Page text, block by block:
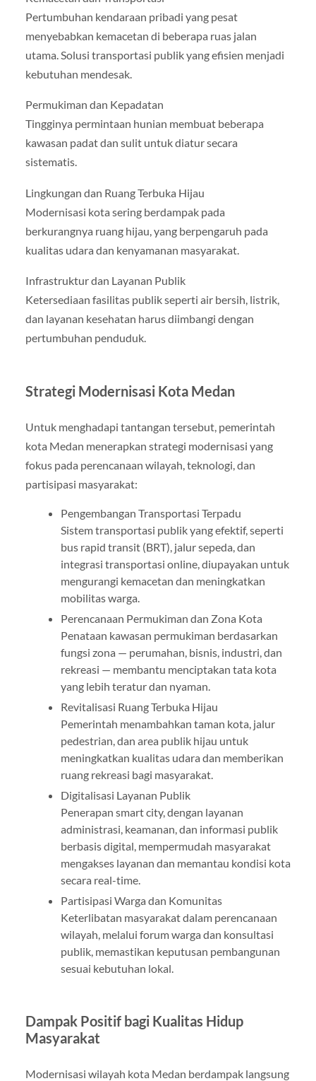
Pertumbuhan kendaraan pribadi yang pesat
menyebabkan kemacetan di beberapa ruas jalan
utama. Solusi transportasi publik yang efisien menjadi
kebutuhan mendesak.
Permukiman dan Kepadatan
Tingginya permintaan hunian membuat beberapa
kawasan padat dan sulit untuk diatur secara
sistematis.
Lingkungan dan Ruang Terbuka Hijau
Modernisasi kota sering berdampak pada
berkurangnya ruang hijau, yang berpengaruh pada
kualitas udara dan kenyamanan masyarakat.
Infrastruktur dan Layanan Publik
Ketersediaan fasilitas publik seperti air bersih, listrik,
dan layanan kesehatan harus diimbangi dengan
pertumbuhan penduduk.
Strategi Modernisasi Kota Medan
Untuk menghadapi tantangan tersebut, pemerintah
kota Medan menerapkan strategi modernisasi yang
fokus pada perencanaan wilayah, teknologi, dan
partisipasi masyarakat:
Pengembangan Transportasi Terpadu
Sistem transportasi publik yang efektif, seperti
bus rapid transit (BRT), jalur sepeda, dan
integrasi transportasi online, diupayakan untuk
mengurangi kemacetan dan meningkatkan
mobilitas warga.
Perencanaan Permukiman dan Zona Kota
Penataan kawasan permukiman berdasarkan
fungsi zona — perumahan, bisnis, industri, dan
rekreasi — membantu menciptakan tata kota
yang lebih teratur dan nyaman.
Revitalisasi Ruang Terbuka Hijau
Pemerintah menambahkan taman kota, jalur
pedestrian, dan area publik hijau untuk
meningkatkan kualitas udara dan memberikan
ruang rekreasi bagi masyarakat.
Digitalisasi Layanan Publik
Penerapan smart city, dengan layanan
administrasi, keamanan, dan informasi publik
berbasis digital, mempermudah masyarakat
mengakses layanan dan memantau kondisi kota
secara real-time.
Partisipasi Warga dan Komunitas
Keterlibatan masyarakat dalam perencanaan
wilayah, melalui forum warga dan konsultasi
publik, memastikan keputusan pembangunan
sesuai kebutuhan lokal.
Dampak Positif bagi Kualitas Hidup
Masyarakat
Modernisasi wilayah kota Medan berdampak langsung